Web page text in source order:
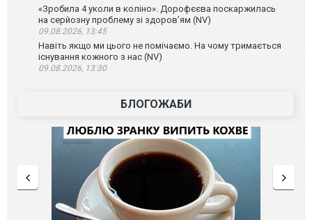
«Зробила 4 уколи в коліно». Дорофєєва поскаржилась
на серйозну проблему зі здоров’ям (NV)
09.08.2026, 13:45
Навіть якщо ми цього не помічаємо. На чому тримається
існування кожного з нас (NV)
09.08.2026, 13:30
БЛОГОЖАБИ